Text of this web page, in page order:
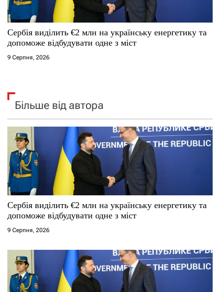
Сербія виділить €2 млн на українську енергетику та
допоможе відбудувати одне з міст
9 Серпня, 2026
Більше від автора
Сербія виділить €2 млн на українську енергетику та
допоможе відбудувати одне з міст
9 Серпня, 2026